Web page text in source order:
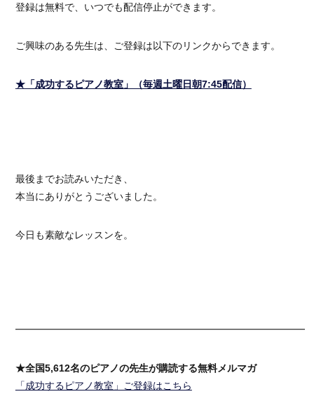
登録は無料で、いつでも配信停止ができます。
ご興味のある先生は、ご登録は以下のリンクからできます。
★「成功するピアノ教室」（毎週土曜日朝7:45配信）
最後までお読みいただき、
本当にありがとうございました。
今日も素敵なレッスンを。
★全国5,612名のピアノの先生が購読する無料メルマガ
「成功するピアノ教室」ご登録はこちら